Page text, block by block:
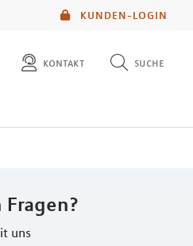
KUNDEN-LOGIN
kontakt suche
Fragen?
uns